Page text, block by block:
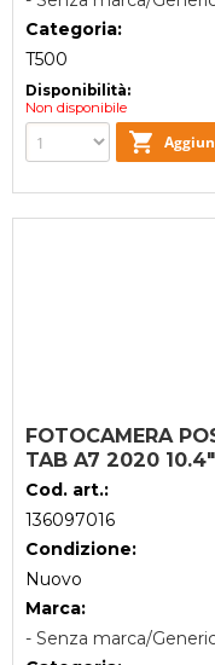
Categoria:
T500
Disponibilità:
Non disponibile
FOTOCAMERA
TAB A7 2020
Cod. art.:
136097016
Condizione:
Nuovo
Marca:
- Senza marca/